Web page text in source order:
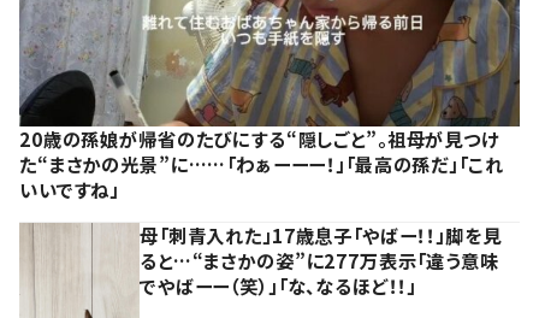
20歳の孫娘が帰省のたびにする“隠しごと”。祖母が見つけ
た“まさかの光景”に……「わぁーーー！」「最高の孫だ」「これ
いいですね」
母「刺青入れた」17歳息子「やばー！！」脚を見
ると…“まさかの姿”に277万表示「違う意味
でやばーー（笑）」「な、なるほど！！」